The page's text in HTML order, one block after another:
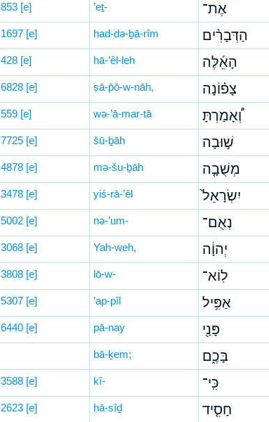
853 [e] ’eṯ- אֶת־
1697 [e] had-də-ḇā-rîm הַדְּבָרִ֨ים
428 [e] hā-’êl-leh הָאֵ֜לֶּה
6828 [e] ṣā-p̄ō-w-nāh, צָפ֗וֹנָה
559 [e] wə-’ā-mar-tā וְ֠אָמַרְתָּ
7725 [e] šū-ḇāh שׁ֣וּבָה
4878 [e] mə-šu-ḇāh מְשֻׁבָ֤ה
3478 [e] yiś-rā-’êl יִשְׂרָאֵל֙
5002 [e] nə-’um- נְאֻם־
3068 [e] Yah-weh, יְהוָ֔ה
3808 [e] lō-w- לֽוֹא־
5307 [e] ’ap-pîl אַפִּ֥יל
6440 [e] pā-nay פָּנַ֖י
bā-ḵem; בָּכֶ֑ם
3588 [e] kî- כִּֽי־
2623 [e] ḥā-sîḏ חָסִ֤יד